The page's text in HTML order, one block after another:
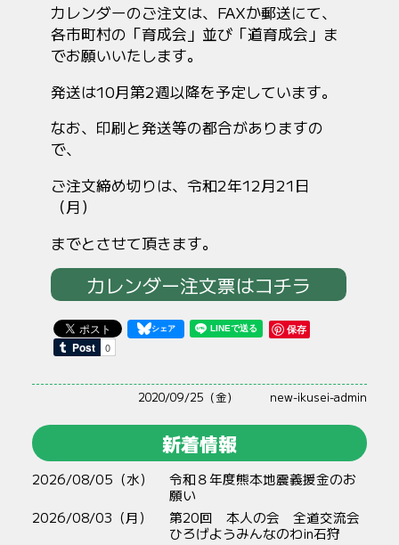
カレンダーのご注文は、FAXか郵送にて、
各市町村の「育成会」並び「道育成会」ま
でお願いいたします。
発送は10月第2週以降を予定しています。
なお、印刷と発送等の都合がありますの
で、
ご注文締め切りは、令和2年12月21日
（月）
までとさせて頂きます。
カレンダー注文票はコチラ
保存
2020/09/25（金） new-ikusei-admin
新着情報
2026/08/05（水）
令和８年度熊本地震義援金のお
願い
2026/08/03（月）
第20回 本人の会 全道交流会
ひろげようみんなのわin石狩